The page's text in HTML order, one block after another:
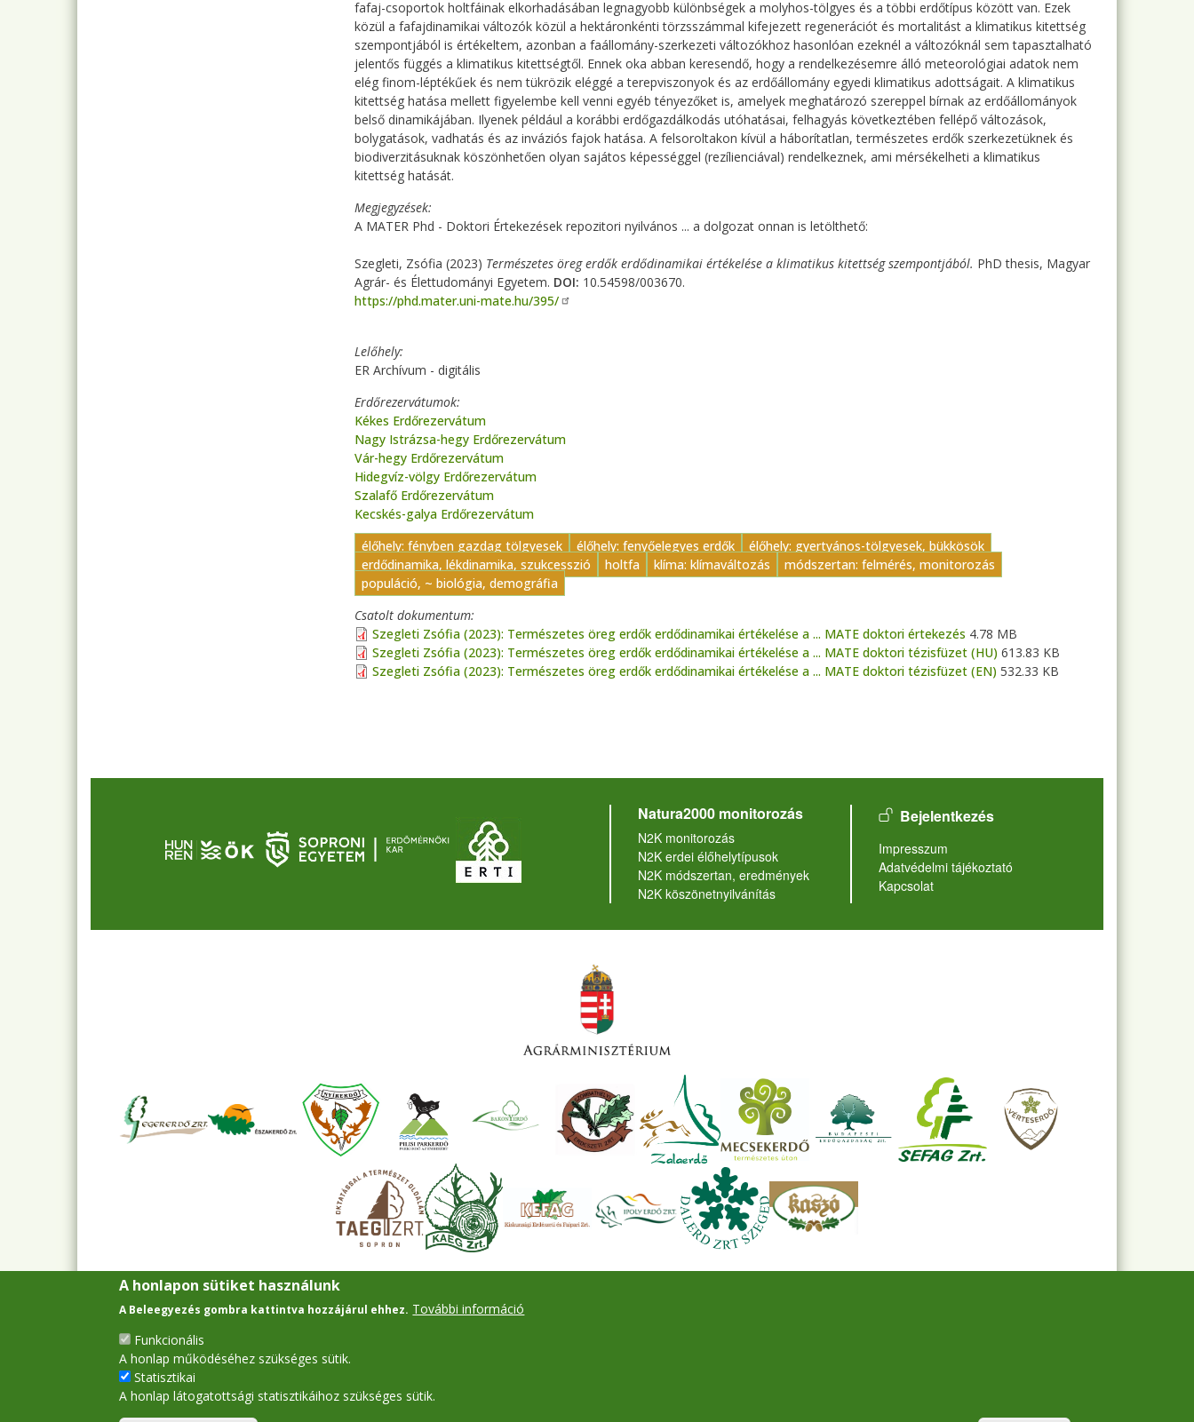
fafaj-csoportok holtfáinak elkorhadásában legnagyobb különbségek a molyhos-tölgyes és a többi erdőtípus között van. Ezek
közül a fafajdinamikai változók közül a hektáronkénti törzsszámmal kifejezett regenerációt és mortalitást a klimatikus kitettség
szempontjából is értékeltem, azonban a faállomány-szerkezeti változókhoz hasonlóan ezeknél a változóknál sem tapasztalható
jelentős függés a klimatikus kitettségtől. Ennek oka abban keresendő, hogy a rendelkezésemre álló meteorológiai adatok nem
elég finom-léptékűek és nem tükrözik eléggé a terepviszonyok és az erdőállomány egyedi klimatikus adottságait. A klimatikus
kitettség hatása mellett figyelembe kell venni egyéb tényezőket is, amelyek meghatározó szereppel bírnak az erdőállományok
belső dinamikájában. Ilyenek például a korábbi erdőgazdálkodás utóhatásai, felhagyás következtében fellépő változások,
bolygatások, vadhatás és az inváziós fajok hatása. A felsoroltakon kívül a háborítatlan, természetes erdők szerkezetüknek és
biodiverzitásuknak köszönhetően olyan sajátos képességgel (rezílienciával) rendelkeznek, ami mérsékelheti a klimatikus
kitettség hatását.
Megjegyzések
A MATER Phd - Doktori Értekezések repozitori nyilvános ... a dolgozat onnan is letölthető:
Szegleti, Zsófia (2023) Természetes öreg erdők erdődinamikai értékelése a klimatikus kitettség szempontjából. PhD thesis, Magyar
Agrár- és Élettudományi Egyetem. DOI: 10.54598/003670.
https://phd.mater.uni-mate.hu/395/
Lelőhely
ER Archívum - digitális
Erdőrezervátumok
Kékes Erdőrezervátum
Nagy Istrázsa-hegy Erdőrezervátum
Vár-hegy Erdőrezervátum
Hidegvíz-völgy Erdőrezervátum
Szalafő Erdőrezervátum
Kecskés-galya Erdőrezervátum
élőhely: fényben gazdag tölgyesek
élőhely: fenyőelegyes erdők
élőhely: gyertyános-tölgyesek, bükkösök
erdődinamika, lékdinamika, szukcesszió
holtfa klíma: klímaváltozás
módszertan: felmérés, monitorozás
populáció, ~ biológia, demográfia
Csatolt dokumentum
Szegleti Zsófia (2023): Természetes öreg erdők erdődinamikai értékelése a ... MATE doktori értekezés 4.78 MB
Szegleti Zsófia (2023): Természetes öreg erdők erdődinamikai értékelése a ... MATE doktori tézisfüzet (HU) 613.83 KB
Szegleti Zsófia (2023): Természetes öreg erdők erdődinamikai értékelése a ... MATE doktori tézisfüzet (EN) 532.33 KB
Natura2000 monitorozás
N2K monitorozás
N2K erdei élőhelytípusok
N2K módszertan, eredmények
N2K köszönetnyilvánítás
User account menu
Bejelentkezés
Lábléc
Impresszum
Adatvédelmi tájékoztató
Kapcsolat
A honlapon sütiket használunk
A Beleegyezés gombra kattintva hozzájárul ehhez. További információ
Funkcionális
A honlap működéséhez szükséges sütik.
Statisztikai
A honlap látogatottsági statisztikáihoz szükséges sütik.